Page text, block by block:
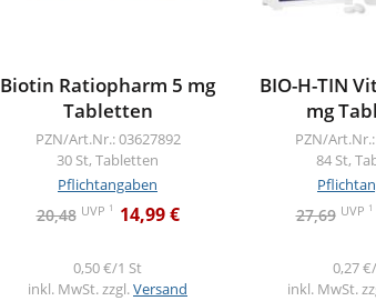
Biotin Ratiopharm 5 mg
Tabletten
PZN/Art.Nr.: 03627892
30 St, Tabletten
Pflichtangaben
20,48 UVP 1 14,99 €
0,50 €/1 St
inkl. MwSt. zzgl.Versand
BIO-H-TIN
mg
PZN/
84 St,
27,69 UVP 1
0,27
inkl. MwSt.